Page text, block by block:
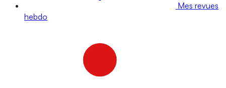
Mes revues
hebdo